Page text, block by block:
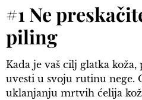
#1 Ne
piling
Kada je vaš cilj glatka
uvesti u svoju rutinu nege.
uklanjanju mrtvih ćelija